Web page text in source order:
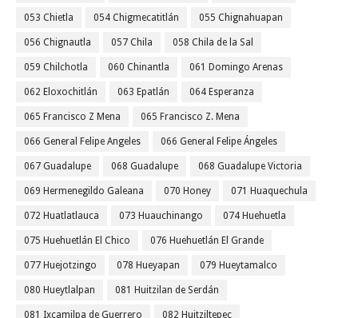
053 Chietla 054 Chigmecatitlán 055 Chignahuapan
056 Chignautla 057 Chila 058 Chila de la Sal
059 Chilchotla 060 Chinantla 061 Domingo Arenas
062 Eloxochitlán 063 Epatlán 064 Esperanza
065 Francisco Z Mena 065 Francisco Z. Mena
066 General Felipe Angeles 066 General Felipe Ángeles
067 Guadalupe 068 Guadalupe 068 Guadalupe Victoria
069 Hermenegildo Galeana 070 Honey 071 Huaquechula
072 Huatlatlauca 073 Huauchinango 074 Huehuetla
075 Huehuetlán El Chico 076 Huehuetlán El Grande
077 Huejotzingo 078 Hueyapan 079 Hueytamalco
080 Hueytlalpan 081 Huitzilan de Serdán
081 Ixcamilpa de Guerrero 082 Huitziltepec